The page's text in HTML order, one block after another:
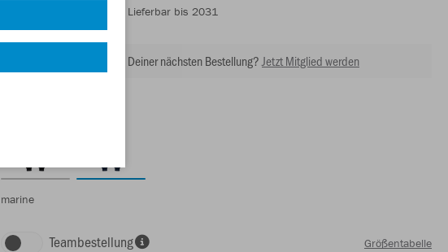
- Lieferbar bis 2031
Lust auf 30% Rabatt bei Deiner nächsten Bestellung? Jetzt Mitglied werden
marine
Teambestellung Größentabelle